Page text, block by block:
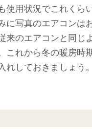
使用状況でこれくら
に写真のエアコンは
来のエアコンと同じ
これから冬の暖房時
れしておきましょう。